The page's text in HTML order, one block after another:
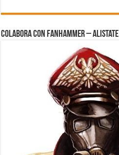
Colabora con FanHammer – Alistate